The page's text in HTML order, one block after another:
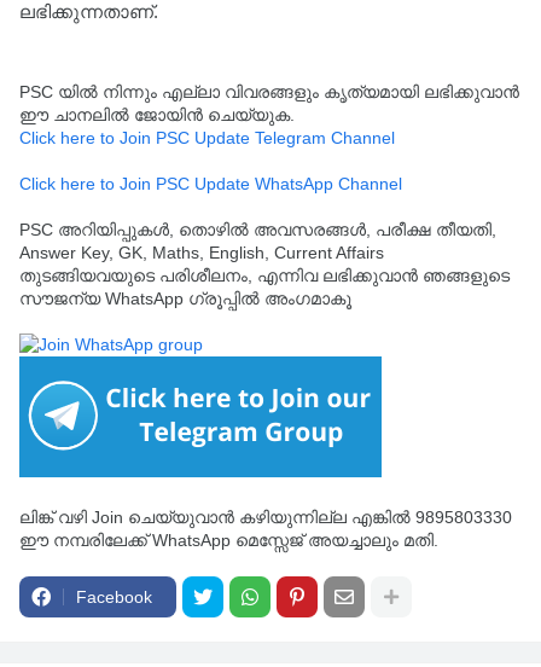
ലഭിക്കുന്നതാണ്.
PSC യിൽ നിന്നും എല്ലാ വിവരങ്ങളും കൃത്യമായി ലഭിക്കുവാൻ
ഈ ചാനലിൽ ജോയിൻ ചെയ്യുക.
Click here to Join PSC Update Telegram Channel
Click here to Join PSC Update WhatsApp Channel
PSC അറിയിപ്പുകൾ, തൊഴിൽ അവസരങ്ങൾ, പരീക്ഷ തീയതി,
Answer Key, GK, Maths, English, Current Affairs
തുടങ്ങിയവയുടെ പരിശീലനം, എന്നിവ ലഭിക്കുവാൻ ഞങ്ങളുടെ
സൗജന്യ WhatsApp ഗ്രൂപ്പിൽ അംഗമാകൂ
ലിങ്ക് വഴി Join ചെയ്യുവാൻ കഴിയുന്നില്ല എങ്കിൽ 9895803330
ഈ നമ്പരിലേക്ക് WhatsApp മെസ്സേജ് അയച്ചാലും മതി.
Facebook